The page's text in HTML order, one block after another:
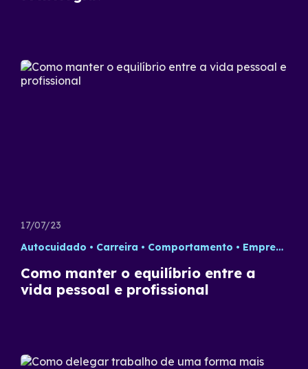
17/07/23
Autocuidado
Carreira Comportamento Empreendedorismo
Como manter o equilíbrio entre a
vida pessoal e profissional